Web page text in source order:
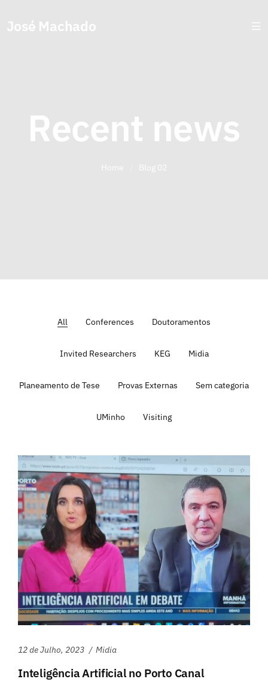
José Machado
Recent news
Home Blog 02
All Conferences Doutoramentos
Invited Researchers KEG Midia
Planeamento de Tese Provas Externas Sem categoria
UMinho Visiting
12 de Julho, 2023 Midia
Inteligência Artificial no Porto Canal